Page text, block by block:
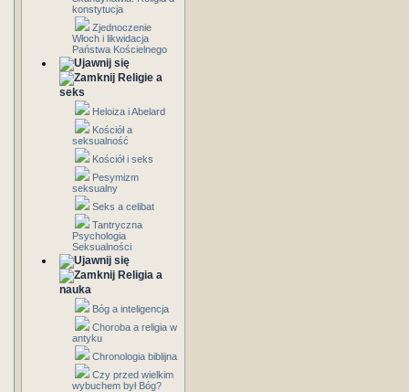
konstytucja
Zjednoczenie
Włoch i likwidacja
Państwa Kościelnego
Religie a
seks
Heloiza i Abelard
Kościół a
seksualność
Kościół i seks
Pesymizm
seksualny
Seks a celibat
Tantryczna
Psychologia
Seksualności
Religia a
nauka
Bóg a inteligencja
Choroba a religia w
antyku
Chronologia biblijna
Czy przed wielkim
wybuchem był Bóg?